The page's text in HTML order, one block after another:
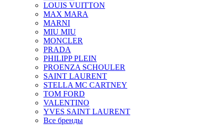
LOUIS VUITTON
MAX MARA
MARNI
MIU MIU
MONCLER
PRADA
PHILIPP PLEIN
PROENZA SCHOULER
SAINT LAURENT
STELLA MC CARTNEY
TOM FORD
VALENTINO
YVES SAINT LAURENT
Все бренды